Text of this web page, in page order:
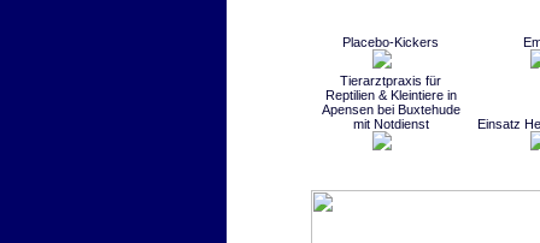
Placebo-Kickers
Tierarztpraxis für
Reptilien & Kleintiere in
Apensen bei Buxtehude
mit Notdienst
Einsatz